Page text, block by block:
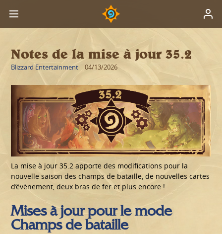
Notes de la mise à jour 35.2
Blizzard Entertainment 04/13/2026
La mise à jour 35.2 apporte des modifications pour la
nouvelle saison des champs de bataille, de nouvelles cartes
d’évènement, deux bras de fer et plus encore !
Mises à jour pour le mode
Champs de bataille